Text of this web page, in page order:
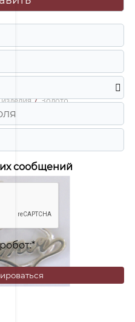
/ Золото
сообщений
*